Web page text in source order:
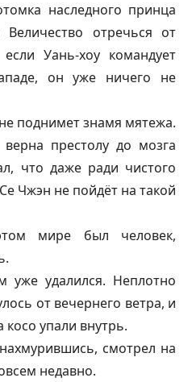
наследного принца
отречься от
Уань-хоу командует
он уже ничего не
поднимет знамя мятежа.
престолу до мозга
что даже ради чистого
Чжэн не пойдёт на такой
мире был человек,
уже удалился. Неплотно
от вечернего ветра, и
упали внутрь.
смотрел на
недавно.